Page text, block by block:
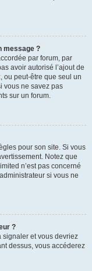
message ?
par forum, par
avoir autorisé l’ajout de
ou peut-être que seul un
vous ne savez pas
sur un forum.
pour son site. Si vous
Notez que
n’est pas concerné
si vous ne
?
signaler et vous devriez
dessus, vous accéderez